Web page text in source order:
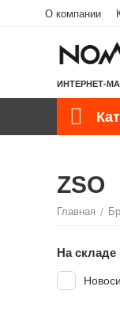
О компании
ИНТЕРНЕТ-
ZSO
Главная /
На складе